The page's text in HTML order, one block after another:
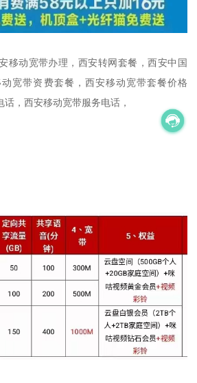
移动宽带办理，西安转网套餐，西安中国
宽带资费套餐，西安移动宽带套餐价格
，西安移动宽带服务电话，